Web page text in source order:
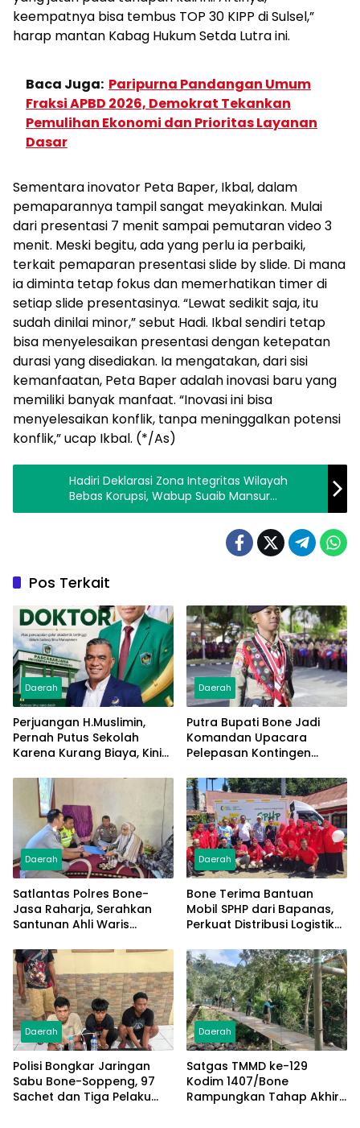
keempatnya bisa tembus TOP 30 KIPP di Sulsel,”
harap mantan Kabag Hukum Setda Lutra ini.
Baca Juga: Paripurna Pandangan Umum
Fraksi APBD 2026, Demokrat Tekankan
Pemulihan Ekonomi dan Prioritas Layanan
Dasar
Sementara inovator Peta Baper, Ikbal, dalam
pemaparannya tampil sangat meyakinkan. Mulai
dari presentasi 7 menit sampai pemutaran video 3
menit. Meski begitu, ada yang perlu ia perbaiki,
terkait pemaparan presentasi slide by slide. Di mana
ia diminta tetap fokus dan memerhatikan timer di
setiap slide presentasinya. “Lewat sedikit saja, itu
sudah dinilai minor,” sebut Hadi. Ikbal sendiri tetap
bisa menyelesaikan presentasi dengan ketepatan
durasi yang disediakan. Ia mengatakan, dari sisi
kemanfaatan, Peta Baper adalah inovasi baru yang
memiliki banyak manfaat. “Inovasi ini bisa
menyelesaikan konflik, tanpa meninggalkan potensi
konflik,” ucap Ikbal. (*/As)
Hadiri Deklarasi Zona Integritas Wilayah
Bebas Korupsi, Wabup Suaib Mansur
Apresiasi Polres Luwu Utara
Pos Terkait
Daerah
Perjuangan H.Muslimin,
Pernah Putus Sekolah
Karena Kurang Biaya, Kini
Manajemen
Daerah
Putra Bupati Bone Jadi
Komandan Upacara
Pelepasan Kontingen
Daerah
Satlantas Polres Bone-
Jasa Raharja, Serahkan
Santunan Ahli Waris
Rp50 Juta
Daerah
Bone Terima Bantuan
Mobil SPHP dari Bapanas,
Perkuat Distribusi Logistik
Daerah
Polisi Bongkar Jaringan
Sabu Bone-Soppeng, 97
Sachet dan Tiga Pelaku
Daerah
Satgas TMMD ke-129
Kodim 1407/Bone
Rampungkan Tahap Akhir